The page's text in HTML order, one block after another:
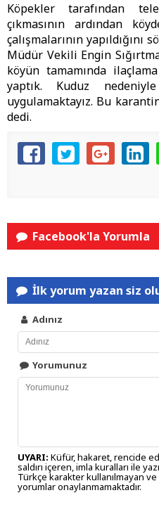
Köpekler tarafından
çıkmasının ardından
çalışmalarının yapıldığını
Müdür Vekili Engin
köyün tamamında
yaptık. Kuduz
uygulamaktayız. Bu
dedi.
Facebook'la Yorumla
İlk yorum yazan siz
Adınız
Yorumunuz
UYARI: Küfür, hakaret, rencide
saldırı içeren, imla kuralları ile
Türkçe karakter kullanılmayan
yorumlar onaylanmamaktadır.